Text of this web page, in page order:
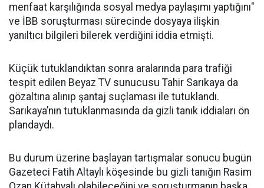
menfaat karşılığında sosyal medya paylaşımı yaptığını"
ve İBB soruşturması sürecinde dosyaya ilişkin
yanıltıcı bilgileri bilerek verdiğini iddia etmişti.
Küçük tutuklandıktan sonra aralarında para trafiği
tespit edilen Beyaz TV sunucusu Tahir Sarıkaya da
gözaltına alınıp şantaj suçlaması ile tutuklandı.
Sarıkaya’nın tutuklanmasında da gizli tanık iddiaları ön
plandaydı.
Bu durum üzerine başlayan tartışmalar sonucu bugün
Gazeteci Fatih Altaylı köşesinde bu gizli tanığın Rasim